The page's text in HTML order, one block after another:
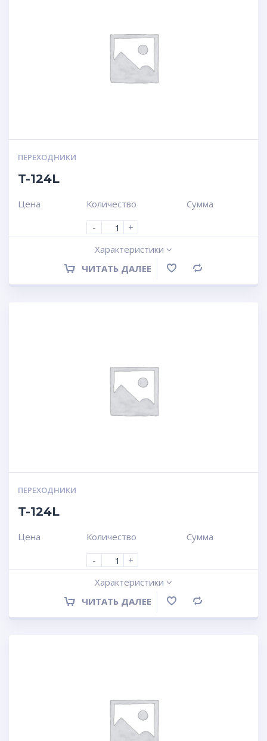
ПЕРЕХОДНИКИ
T-124L
Цена
Количество
-
+
Сумма
Характеристики
ЧИТАТЬ ДАЛЕЕ
ПЕРЕХОДНИКИ
T-124L
Цена
Количество
-
+
Сумма
Характеристики
ЧИТАТЬ ДАЛЕЕ